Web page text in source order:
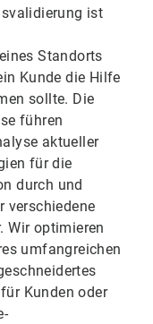
ist
Standorts
Kunde die Hilfe
sollte. Die
führen
aktueller
für die
durch und
verschiedene
Wir optimieren
umfangreichen
Kunden oder